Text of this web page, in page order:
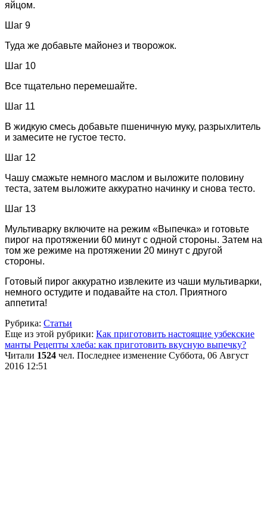
яйцом.
Шаг 9
Туда же добавьте майонез и творожок.
Шаг 10
Все тщательно перемешайте.
Шаг 11
В жидкую смесь добавьте пшеничную муку, разрыхлитель
и замесите не густое тесто.
Шаг 12
Чашу смажьте немного маслом и выложите половину
теста, затем выложите аккуратно начинку и снова тесто.
Шаг 13
Мультиварку включите на режим «Выпечка» и готовьте
пирог на протяжении 60 минут с одной стороны. Затем на
том же режиме на протяжении 20 минут с другой
стороны.
Готовый пирог аккуратно извлеките из чаши мультиварки,
немного остудите и подавайте на стол. Приятного
аппетита!
Рубрика: Статьи
Еще из этой рубрики: Как приготовить настоящие узбекские
манты Рецепты хлеба: как приготовить вкусную выпечку?
Читали 1524 чел. Последнее изменение Суббота, 06 Август
2016 12:51